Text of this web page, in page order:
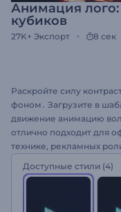
Анимация
кубиков
27K+ Экспорт 8 сек
Раскройте силу
фоном․ Загрузите в
движение анимацию
отлично подходит для
технике, рекламных
Доступные стили (4)